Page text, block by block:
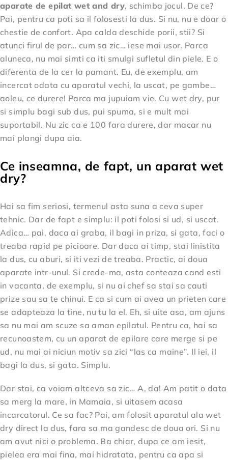
aparate de epilat wet and dry, schimba jocul. De ce?
Pai, pentru ca poti sa il folosesti la dus. Si nu, nu e doar o
chestie de confort. Apa calda deschide porii, stii? Si
atunci firul de par… cum sa zic… iese mai usor. Parca
aluneca, nu mai simti ca iti smulgi sufletul din piele. E o
diferenta de la cer la pamant. Eu, de exemplu, am
incercat odata cu aparatul vechi, la uscat, pe gambe…
aoleu, ce durere! Parca ma jupuiam vie. Cu wet dry, pur
si simplu bagi sub dus, pui spuma, si e mult mai
suportabil. Nu zic ca e 100 fara durere, dar macar nu
mai plangi dupa aia.
Ce inseamna, de fapt, un aparat wet
dry?
Hai sa fim seriosi, termenul asta suna a ceva super
tehnic. Dar de fapt e simplu: il poti folosi si ud, si uscat.
Adica… pai, daca ai graba, il bagi in priza, si gata, faci o
treaba rapid pe picioare. Dar daca ai timp, stai linistita
la dus, cu aburi, si iti vezi de treaba. Practic, ai doua
aparate intr-unul. Si crede-ma, asta conteaza cand esti
in vacanta, de exemplu, si nu ai chef sa stai sa cauti
prize sau sa te chinui. E ca si cum ai avea un prieten care
se adapteaza la tine, nu tu la el. Eh, si uite asa, am ajuns
sa nu mai am scuze sa aman epilatul. Pentru ca, hai sa
recunoastem, cu un aparat de epilare care merge si pe
ud, nu mai ai niciun motiv sa zici “las ca maine”. Il iei, il
bagi la dus, si gata. Simplu.
Dar stai, ca voiam altceva sa zic… A, da! Am patit o data
sa merg la mare, in Mamaia, si uitasem acasa
incarcatorul. Ce sa fac? Pai, am folosit aparatul ala wet
dry direct la dus, fara sa ma gandesc de doua ori. Si nu
am avut nici o problema. Ba chiar, dupa ce am iesit,
pielea era mai fina, mai hidratata, pentru ca apa si